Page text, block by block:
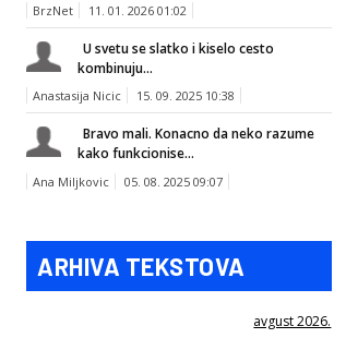
BrzNet 11. 01. 2026 01:02
U svetu se slatko i kiselo cesto
kombinuju...
Anastasija Nicic 15. 09. 2025 10:38
Bravo mali. Konacno da neko razume
kako funkcionise...
Ana Miljkovic 05. 08. 2025 09:07
ARHIVA TEKSTOVA
avgust 2026.